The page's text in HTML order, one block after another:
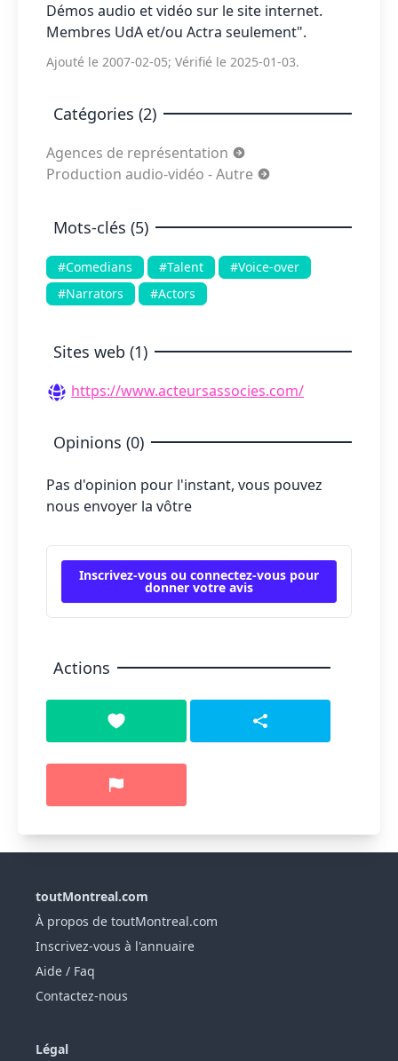
Démos audio et vidéo sur le site internet.
Membres UdA et/ou Actra seulement".
Ajouté le 2007-02-05; Vérifié le 2025-01-03.
Catégories (2)
Agences de représentation
Production audio-vidéo - Autre
Mots-clés (5)
#Comedians #Talent
#Voice-over
#Narrators
#Actors
Sites web (1)
https://www.acteursassocies.com/
Opinions (0)
Pas d'opinion pour l'instant, vous pouvez
nous envoyer la vôtre
Inscrivez-vous ou connectez-vous pour
donner votre avis
Actions
toutMontreal.com
À propos de toutMontreal.com
Inscrivez-vous à l'annuaire
Aide / Faq
Contactez-nous
Légal